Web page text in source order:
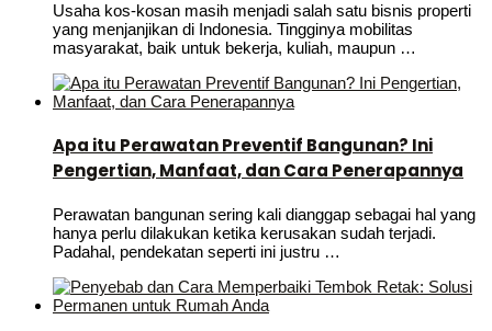
Usaha kos-kosan masih menjadi salah satu bisnis properti
yang menjanjikan di Indonesia. Tingginya mobilitas
masyarakat, baik untuk bekerja, kuliah, maupun …
Apa itu Perawatan Preventif Bangunan? Ini
Pengertian, Manfaat, dan Cara Penerapannya
Perawatan bangunan sering kali dianggap sebagai hal yang
hanya perlu dilakukan ketika kerusakan sudah terjadi.
Padahal, pendekatan seperti ini justru …